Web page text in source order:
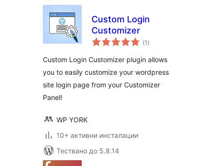
Custom Login
Customizer
(1 общо
оценки
)
Custom Login Customizer plugin allows
you to easily customize your wordpress
site login page from your Customizer
Panel!
WP YORK
10+ активни инсталации
Тествано до 5.8.14